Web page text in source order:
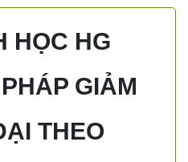
HỌC HG
GIẢM
THEO